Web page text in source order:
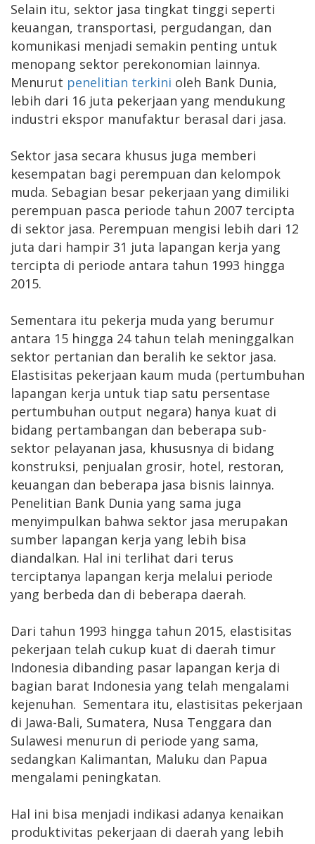
Selain itu, sektor jasa tingkat tinggi seperti
keuangan, transportasi, pergudangan, dan
komunikasi menjadi semakin penting untuk
menopang sektor perekonomian lainnya.
Menurut penelitian terkini oleh Bank Dunia,
lebih dari 16 juta pekerjaan yang mendukung
industri ekspor manufaktur berasal dari jasa.
Sektor jasa secara khusus juga memberi
kesempatan bagi perempuan dan kelompok
muda. Sebagian besar pekerjaan yang dimiliki
perempuan pasca periode tahun 2007 tercipta
di sektor jasa. Perempuan mengisi lebih dari 12
juta dari hampir 31 juta lapangan kerja yang
tercipta di periode antara tahun 1993 hingga
2015.
Sementara itu pekerja muda yang berumur
antara 15 hingga 24 tahun telah meninggalkan
sektor pertanian dan beralih ke sektor jasa.
Elastisitas pekerjaan kaum muda (pertumbuhan
lapangan kerja untuk tiap satu persentase
pertumbuhan output negara) hanya kuat di
bidang pertambangan dan beberapa sub-
sektor pelayanan jasa, khususnya di bidang
konstruksi, penjualan grosir, hotel, restoran,
keuangan dan beberapa jasa bisnis lainnya.
Penelitian Bank Dunia yang sama juga
menyimpulkan bahwa sektor jasa merupakan
sumber lapangan kerja yang lebih bisa
diandalkan. Hal ini terlihat dari terus
terciptanya lapangan kerja melalui periode
yang berbeda dan di beberapa daerah.
Dari tahun 1993 hingga tahun 2015, elastisitas
pekerjaan telah cukup kuat di daerah timur
Indonesia dibanding pasar lapangan kerja di
bagian barat Indonesia yang telah mengalami
kejenuhan. Sementara itu, elastisitas pekerjaan
di Jawa-Bali, Sumatera, Nusa Tenggara dan
Sulawesi menurun di periode yang sama,
sedangkan Kalimantan, Maluku dan Papua
mengalami peningkatan.
Hal ini bisa menjadi indikasi adanya kenaikan
produktivitas pekerjaan di daerah yang lebih